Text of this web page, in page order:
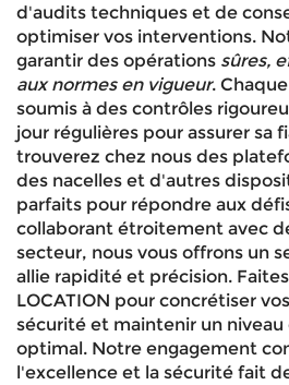
d'audits techniques et de
optimiser vos interventions.
garantir des opérations sûres,
aux normes en vigueur.
soumis à des contrôles
jour régulières pour assurer sa
trouverez chez nous des
des nacelles et d'autres
parfaits pour répondre aux
collaborant étroitement avec
secteur, nous vous offrons un
allie rapidité et précision.
LOCATION pour concrétiser
sécurité et maintenir un
optimal. Notre engagement
l'excellence et la sécurité fait